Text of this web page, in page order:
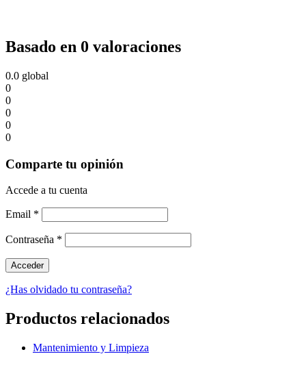
Basado en 0 valoraciones
0.0 global
0
0
0
0
0
Comparte tu opinión
Accede a tu cuenta
Email *
Contraseña *
¿Has olvidado tu contraseña?
Productos relacionados
Mantenimiento y Limpieza